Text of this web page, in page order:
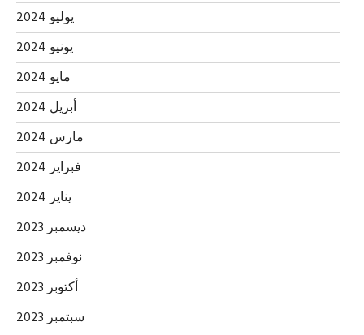
يوليو 2024
يونيو 2024
مايو 2024
أبريل 2024
مارس 2024
فبراير 2024
يناير 2024
ديسمبر 2023
نوفمبر 2023
أكتوبر 2023
سبتمبر 2023